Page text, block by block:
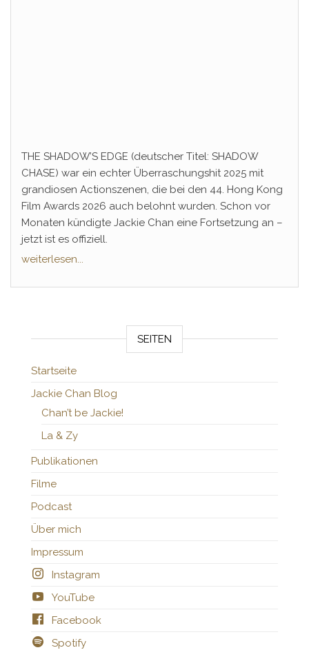
THE SHADOW’S EDGE (deutscher Titel: SHADOW
CHASE) war ein echter Überraschungshit 2025 mit
grandiosen Actionszenen, die bei den 44. Hong Kong
Film Awards 2026 auch belohnt wurden. Schon vor
Monaten kündigte Jackie Chan eine Fortsetzung an –
jetzt ist es offiziell.
weiterlesen...
SEITEN
Startseite
Jackie Chan Blog
Chan’t be Jackie!
La & Zy
Publikationen
Filme
Podcast
Über mich
Impressum
Instagram
YouTube
Facebook
Spotify